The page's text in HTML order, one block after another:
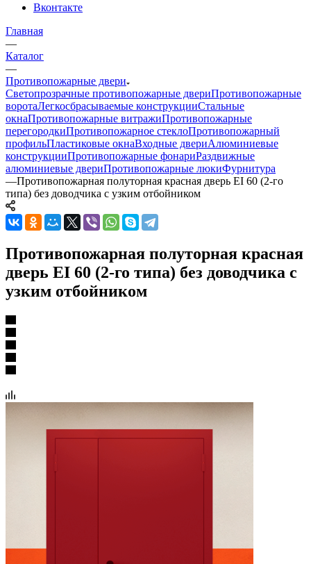
Вконтакте
Главная
—
Каталог
—
Противопожарные двери
Светопрозрачные противопожарные двериПротивопожарные
воротаЛегкосбрасываемые конструкцииСтальные
окнаПротивопожарные витражиПротивопожарные
перегородкиПротивопожарное стеклоПротивопожарный
профильПластиковые окнаВходные двериАлюминиевые
конструкцииПротивопожарные фонариРаздвижные
алюминиевые двериПротивопожарные люкиФурнитура
—Противопожарная полуторная красная дверь EI 60 (2-го
типа) без доводчика с узким отбойником
Противопожарная полуторная красная
дверь EI 60 (2-го типа) без доводчика с
узким отбойником